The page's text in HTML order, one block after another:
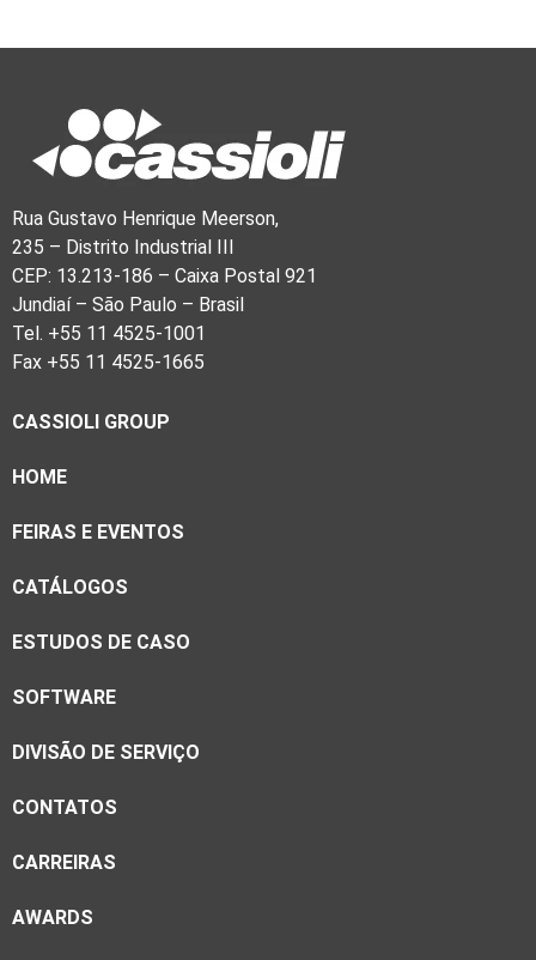
Rua Gustavo Henrique Meerson,
235 – Distrito Industrial III
CEP: 13.213-186 – Caixa Postal 921
Jundiaí – São Paulo – Brasil
Tel. +55 11 4525-1001
Fax +55 11 4525-1665
CASSIOLI GROUP
HOME
FEIRAS E EVENTOS
CATÁLOGOS
ESTUDOS DE CASO
SOFTWARE
DIVISÃO DE SERVIÇO
CONTATOS
CARREIRAS
AWARDS